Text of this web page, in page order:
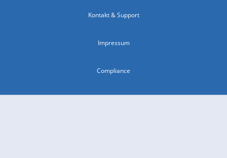
Kontakt & Support
Impressum
Compliance